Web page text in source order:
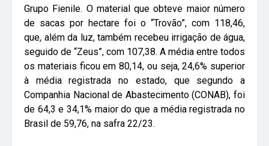
Grupo Fienile. O material que obteve maior número
de sacas por hectare foi o “Trovão”, com 118,46,
que, além da luz, também recebeu irrigação de água,
seguido de “Zeus”, com 107,38. A média entre todos
os materiais ficou em 80,14, ou seja, 24,6% superior
à média registrada no estado, que segundo a
Companhia Nacional de Abastecimento (CONAB), foi
de 64,3 e 34,1% maior do que a média registrada no
Brasil de 59,76, na safra 22/23.